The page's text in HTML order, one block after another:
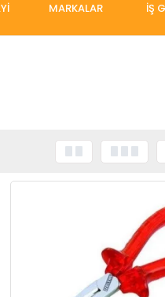
MARKALAR İŞ